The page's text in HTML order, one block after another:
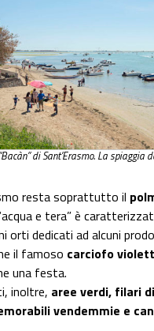
di Sant’Erasmo. La spiaggia
resta soprattutto il
e tera” è
orti dedicati ad alcuni
il famoso carciofo
una festa.
inoltre, aree verdi, filari
vendemmie e